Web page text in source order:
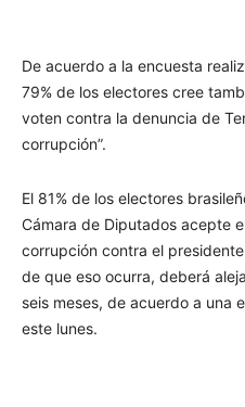
De acuerdo a la encuesta
79% de los electores cree
voten contra la denuncia de
corrupción”.
El 81% de los electores
Cámara de Diputados acepte
corrupción contra el
de que eso ocurra, deberá
seis meses, de acuerdo a una
este lunes.